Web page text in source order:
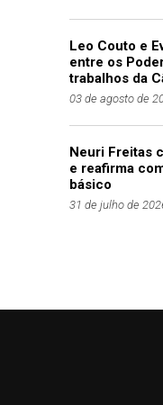
Leo Couto e
entre os
trabalhos da
03 de agosto de
Neuri Freitas
e reafirma
básico
31 de julho de